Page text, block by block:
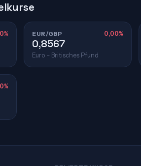
EUR/GBP 0,00%
0,8567
Euro – Britisches Pfund